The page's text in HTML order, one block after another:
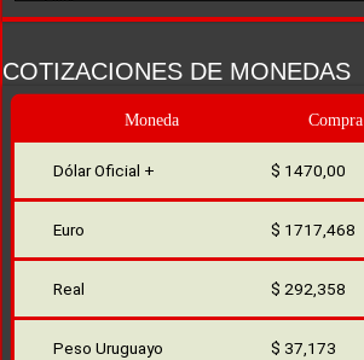
COTIZACIONES DE MONEDAS
Moneda Compra
Dólar Oficial + $ 1470,00
Euro $ 1717,468
Real $ 292,358
Peso Uruguayo $ 37,173